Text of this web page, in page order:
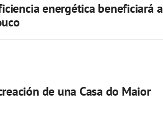
energética beneficiará a
de una Casa do Maior